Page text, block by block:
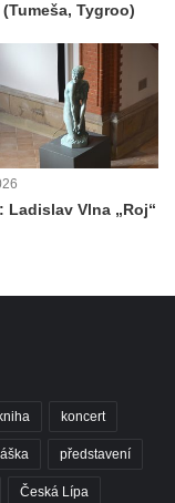
Tygroo)
Ladislav Vlna „Roj“
kniha koncert
představení
Česká Lípa